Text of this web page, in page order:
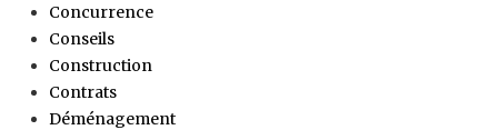
Concurrence
Conseils
Construction
Contrats
Déménagement